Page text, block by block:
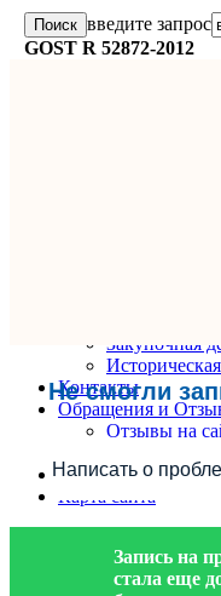
введите запрос
GOST R 52872-2012
Не смогли
Написать о
Закупочная
Контакты
Обращения и
Отзывы на
Обращения
Вопрос-Ответ
Карта сайта
Запись на
стала еще